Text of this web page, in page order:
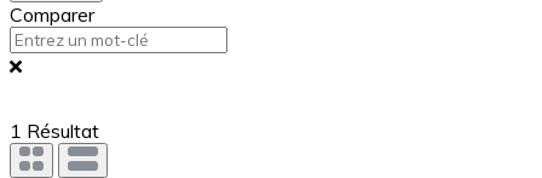
Comparer
1 Résultat